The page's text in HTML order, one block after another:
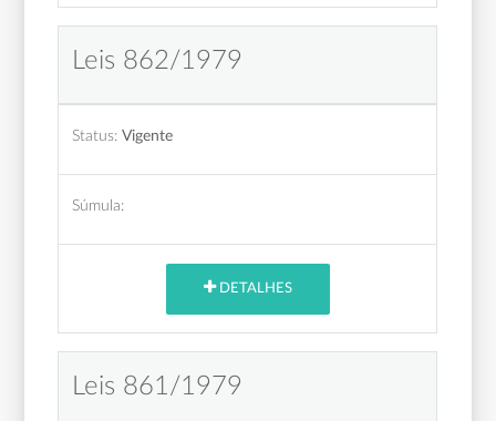
Leis 862/1979
Status: Vigente
Súmula:
DETALHES
Leis 861/1979